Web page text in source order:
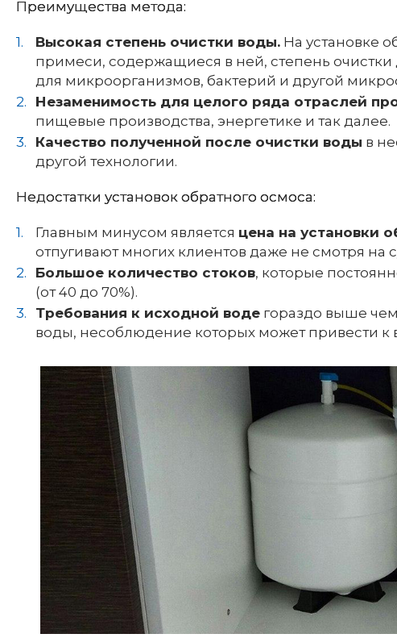
Преимущества метода:
Высокая степень очистки воды. На установке
примеси, содержащиеся в ней, степень
для микроорганизмов, бактерий и другой
Незаменимость для целого ряда отраслей
пищевые производства, энергетике и так далее.
Качество полученной после очистки воды в
другой технологии.
Недостатки установок обратного осмоса:
Главным минусом является цена на установки
отпугивают многих клиентов даже не смотря
Большое количество стоков, которые
(от 40 до 70%).
Требования к исходной воде гораздо выше
воды, несоблюдение которых может привести к